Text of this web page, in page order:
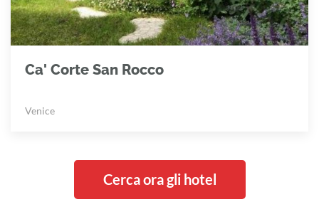
Ca' Corte San Rocco
Venice
Cerca ora gli hotel